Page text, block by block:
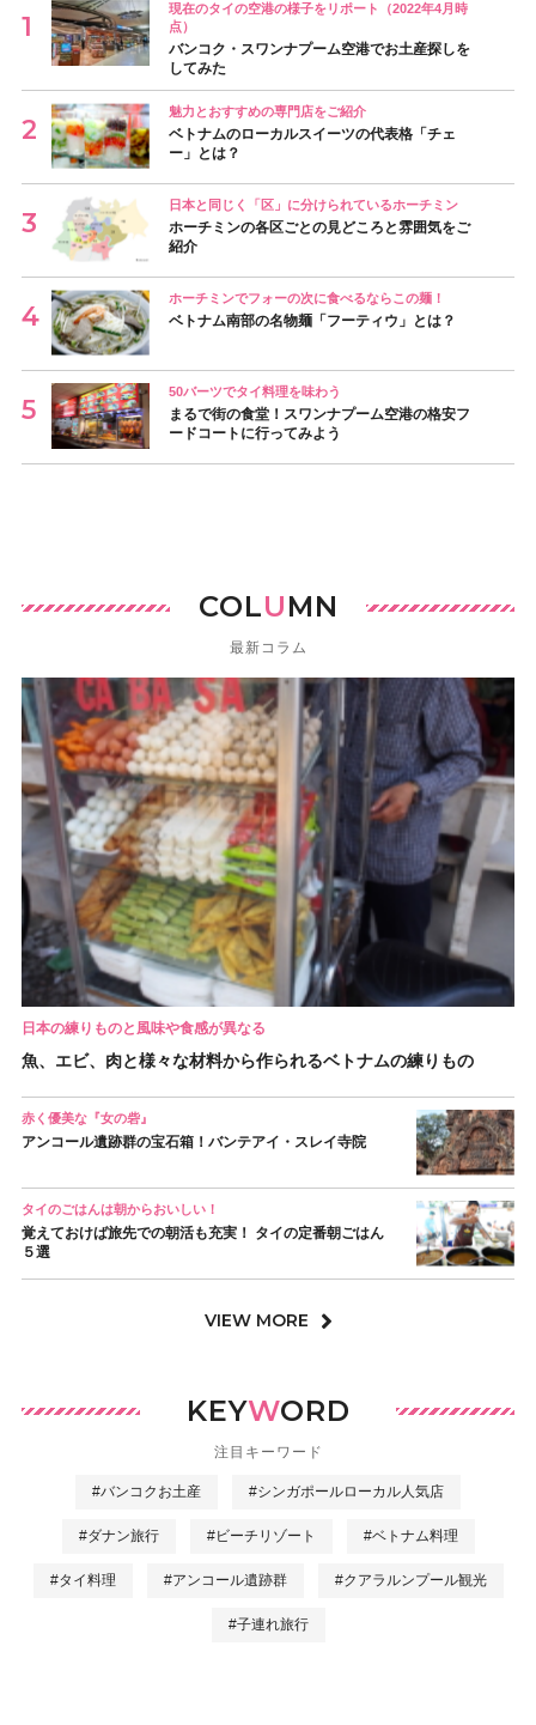
現在のタイの空港の様子をリポート（2022年4月時
点）
バンコク・スワンナプーム空港でお土産探しを
してみた
魅力とおすすめの専門店をご紹介
ベトナムのローカルスイーツの代表格「チェ
ー」とは？
日本と同じく「区」に分けられているホーチミン
ホーチミンの各区ごとの見どころと雰囲気をご
紹介
ホーチミンでフォーの次に食べるならこの麺！
ベトナム南部の名物麺「フーティウ」とは？
50バーツでタイ料理を味わう
まるで街の食堂！スワンナプーム空港の格安フ
ードコートに行ってみよう
COLUMN
最新コラム
日本の練りものと風味や食感が異なる
魚、エビ、肉と様々な材料から作られるベトナムの練りもの
赤く優美な『女の砦』
アンコール遺跡群の宝石箱！バンテアイ・スレイ寺院
タイのごはんは朝からおいしい！
覚えておけば旅先での朝活も充実！ タイの定番朝ごはん
５選
VIEW MORE
KEYWORD
注目キーワード
#バンコクお土産 #シンガポールローカル人気店
#ダナン旅行 #ビーチリゾート #ベトナム料理
#タイ料理 #アンコール遺跡群 #クアラルンプール観光
#子連れ旅行